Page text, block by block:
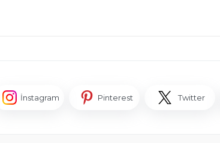
İnstagram Pinterest Twitter